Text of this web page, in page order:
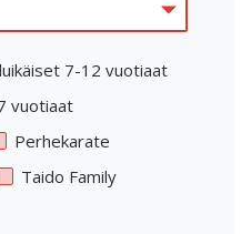
7-12 vuotiaat
vuotiaat
Perhekarate
Taido Family